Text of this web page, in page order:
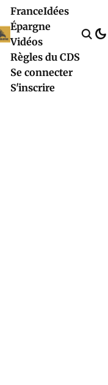
FranceIdées
Épargne
Vidéos
Règles du CDS
Se connecter
S'inscrire